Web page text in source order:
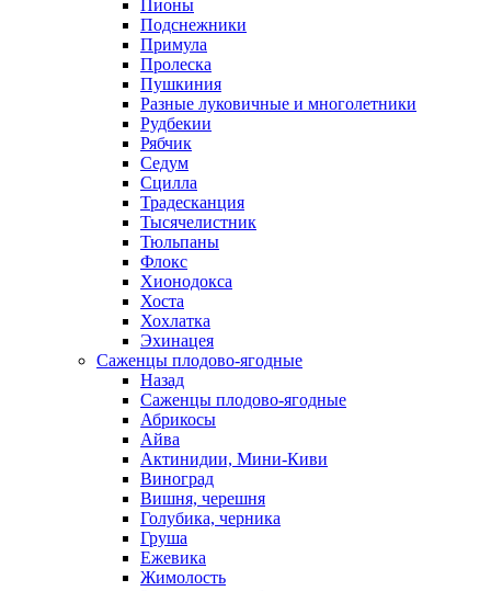
Пионы
Подснежники
Примула
Пролеска
Пушкиния
Разные луковичные и многолетники
Рудбекии
Рябчик
Седум
Сцилла
Традесканция
Тысячелистник
Тюльпаны
Флокс
Хионодокса
Хоста
Хохлатка
Эхинацея
Саженцы плодово-ягодные
Назад
Саженцы плодово-ягодные
Абрикосы
Айва
Актинидии, Мини-Киви
Виноград
Вишня, черешня
Голубика, черника
Груша
Ежевика
Жимолость